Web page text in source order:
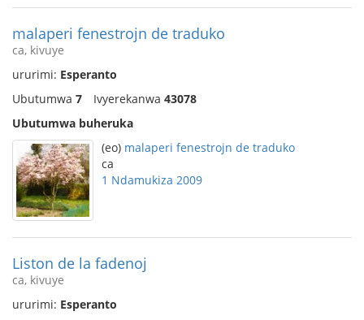
malaperi fenestrojn de traduko
ca, kivuye
ururimi: Esperanto
Ubutumwa 7 Ivyerekanwa 43078
Ubutumwa buheruka
(eo) malaperi fenestrojn de traduko
ca
1 Ndamukiza 2009
Liston de la fadenoj
ca, kivuye
ururimi: Esperanto